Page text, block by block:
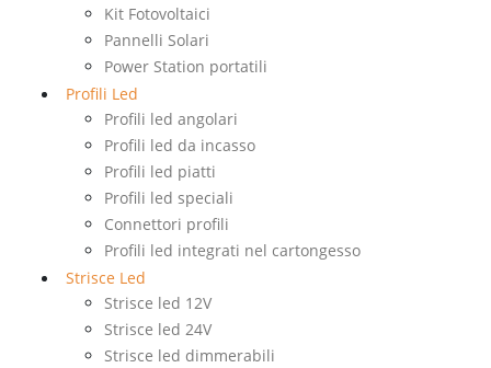
Kit Fotovoltaici
Pannelli Solari
Power Station portatili
Profili Led
Profili led angolari
Profili led da incasso
Profili led piatti
Profili led speciali
Connettori profili
Profili led integrati nel cartongesso
Strisce Led
Strisce led 12V
Strisce led 24V
Strisce led dimmerabili